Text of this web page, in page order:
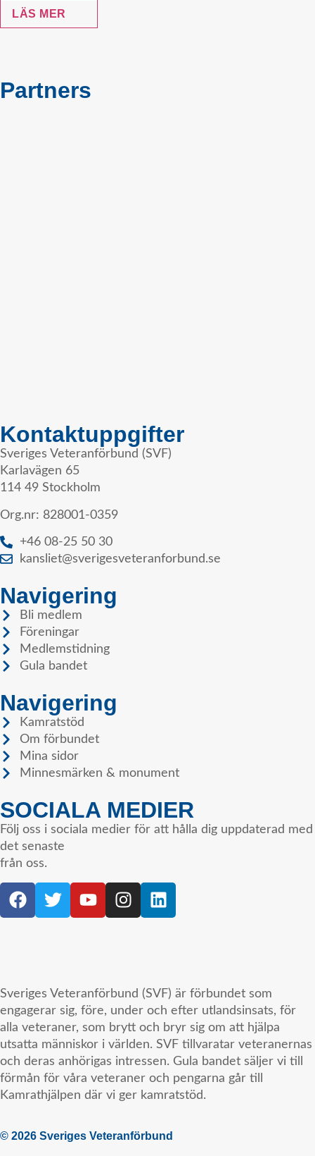
LÄS MER
Partners
Kontaktuppgifter
Sveriges Veteranförbund (SVF)
Karlavägen 65
114 49 Stockholm
Org.nr: 828001-0359
+46 08-25 50 30
kansliet@sverigesveteranforbund.se
Navigering
Bli medlem
Föreningar
Medlemstidning
Gula bandet
Navigering
Kamratstöd
Om förbundet
Mina sidor
Minnesmärken & monument
SOCIALA MEDIER
Följ oss i sociala medier för att hålla dig uppdaterad med
det senaste
från oss.
Sveriges Veteranförbund (SVF) är förbundet som
engagerar sig, före, under och efter utlandsinsats, för
alla veteraner, som brytt och bryr sig om att hjälpa
utsatta människor i världen. SVF tillvaratar veteranernas
och deras anhörigas intressen. Gula bandet säljer vi till
förmån för våra veteraner och pengarna går till
Kamrathjälpen där vi ger kamratstöd.
© 2026 Sveriges Veteranförbund